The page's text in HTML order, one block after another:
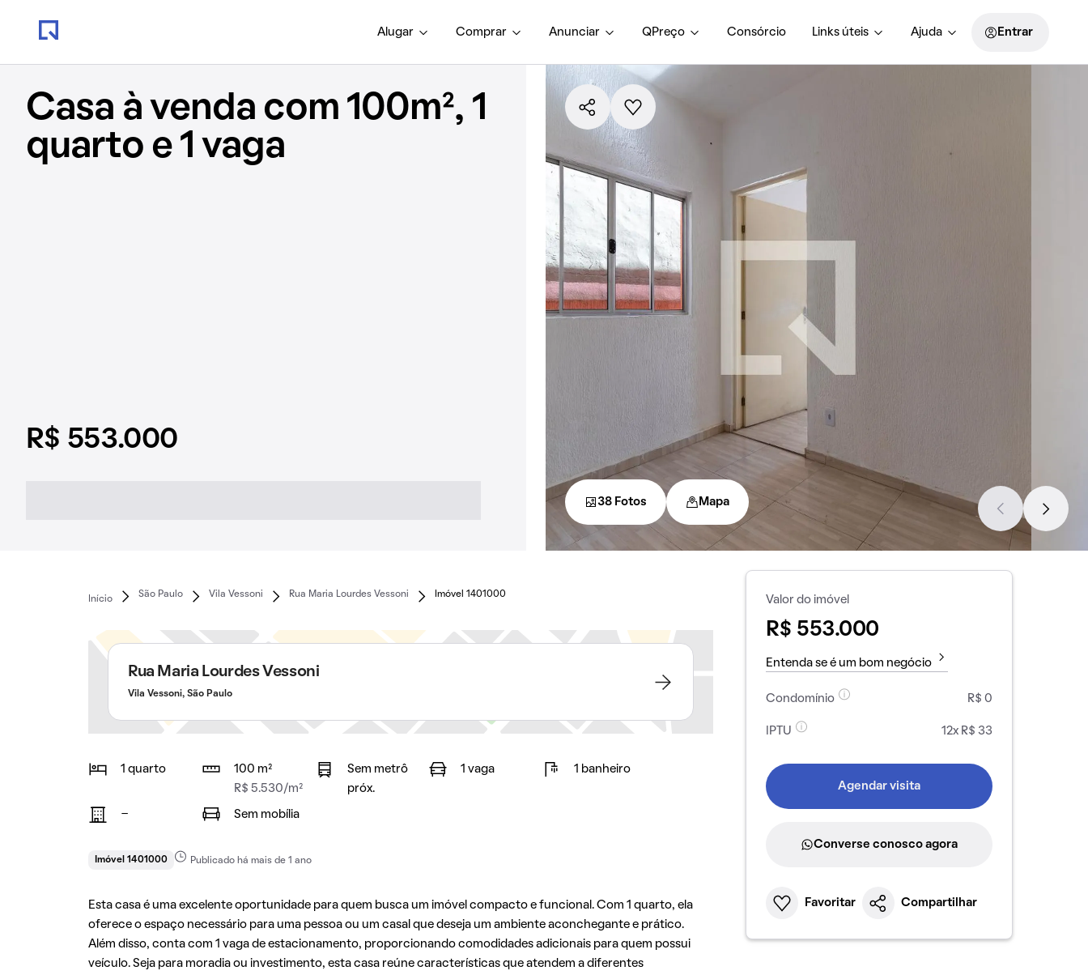
Alugar Comprar Anunciar QPreço Consórcio Links úteis Ajuda Entrar
Casa à venda com 100m², 1
quarto e 1 vaga
R$ 553.000
38 Fotos Mapa
Início
São Paulo Vila Vessoni Rua Maria Lourdes Vessoni Imóvel 1401000
Rua Maria Lourdes Vessoni
Vila Vessoni, São Paulo
1 quarto
100 m²
R$ 5.530/m²
Sem metrô
próx.
1 vaga 1 banheiro
- Sem mobília
Imóvel 1401000 Publicado há mais de 1 ano
Esta casa é uma excelente oportunidade para quem busca um imóvel compacto e funcional. Com 1 quarto, ela
oferece o espaço necessário para uma pessoa ou um casal que deseja um ambiente aconchegante e prático.
Além disso, conta com 1 vaga de estacionamento, proporcionando comodidades adicionais para quem possui
veículo. Seja para moradia ou investimento, esta casa reúne características que atendem a diferentes
Valor do imóvel
R$ 553.000
Entenda se é um bom negócio
Condomínio R$ 0
IPTU 12x R$ 33
Agendar visita
Converse conosco agora
Favoritar Compartilhar